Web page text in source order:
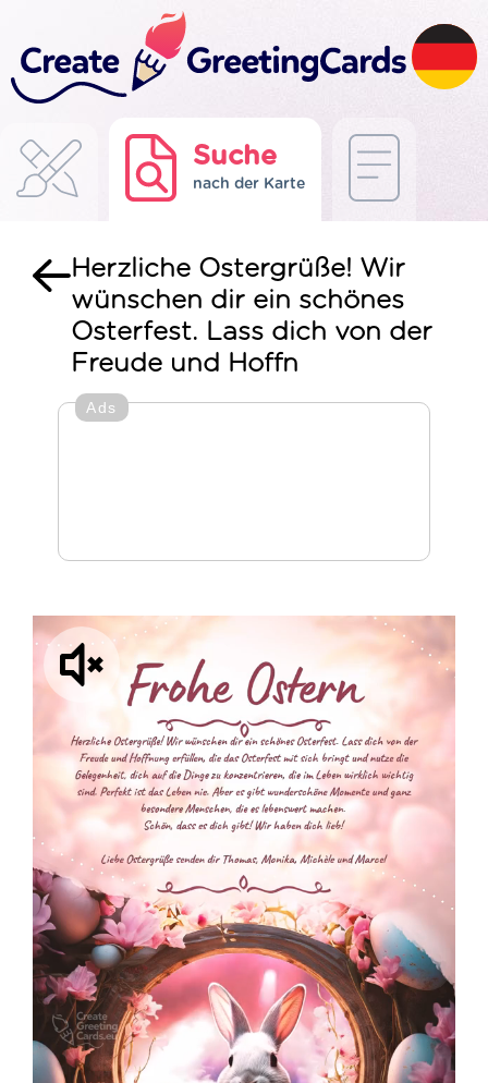
Suche
nach der Karte
Herzliche Ostergrüße! Wir
wünschen dir ein schönes
Osterfest. Lass dich von der
Freude und Hoffn
Ads